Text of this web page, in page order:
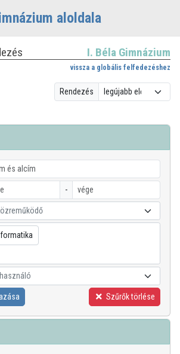
aloldala
I. Béla Gimnázium
vissza a globális felfedezéshez
Rendezés
-
Szűrők törlése